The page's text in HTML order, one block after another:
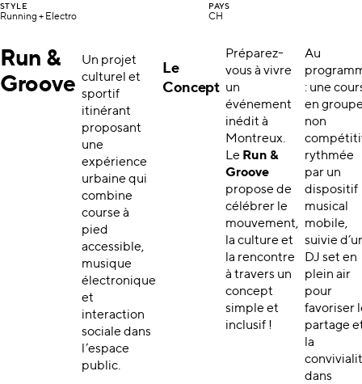
STYLE
Running + Electro
PAYS
CH
Run &
Groove
Un projet
culturel et
sportif
itinérant
proposant
une
expérience
urbaine qui
combine
course à
pied
accessible,
musique
électronique
et
interaction
sociale dans
l’espace
public.
Le
Concept
Préparez-
vous à vivre
un
événement
inédit à
Montreux.
Le Run &
Groove
propose de
célébrer le
mouvement,
la culture et
la rencontre
à travers un
concept
simple et
inclusif !
Au
: une
en
non
rythmée
par un
dispositif
musical
mobile,
suivie
DJ set en
plein air
pour
favoriser
partage
la
dans